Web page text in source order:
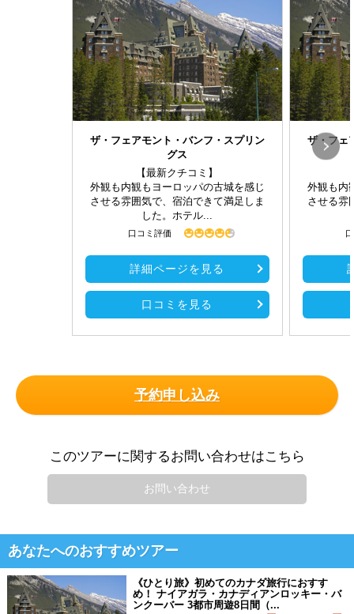
ザ・フェアモント・バンフ・スプリン
グス
【最新クチコミ】
外観も内観もヨーロッパの古城を感じ
させる雰囲気で、宿泊できて満足しま
した。ホテル...
口コミ評価
詳細ページを見る
口コミを見る
ザ・フェ
外観も内
させる雰
予約申し込み
このツアーに関するお問い合わせはこちら
お問い合わせ
あなたへのおすすめツアー
《ひとり旅》初めてのカナダ旅行におすす
め！ ナイアガラ・カナディアンロッキー・バ
ンクーバー 3都市周遊8日間（...